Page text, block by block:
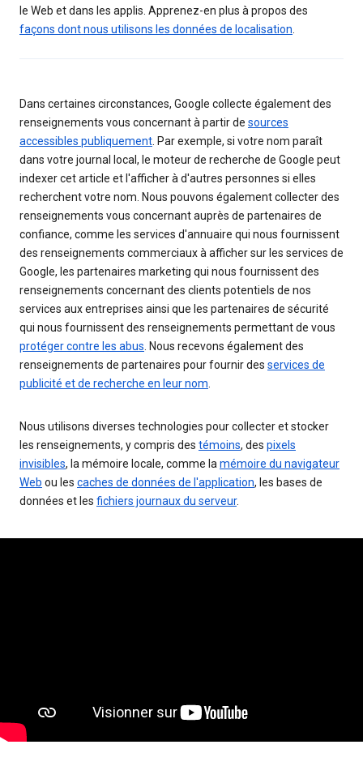
le Web et dans les applis. Apprenez-en plus à propos des
façons dont nous utilisons les données de localisation
Dans certaines circonstances, Google collecte également des
renseignements vous concernant à partir de sources
accessibles publiquement . Par exemple, si votre nom paraît
dans votre journal local, le moteur de recherche de Google peut
indexer cet article et l'afficher à d'autres personnes si elles
recherchent votre nom. Nous pouvons également collecter des
renseignements vous concernant auprès de partenaires de
confiance, comme les services d'annuaire qui nous fournissent
des renseignements commerciaux à afficher sur les services de
Google, les partenaires marketing qui nous fournissent des
renseignements concernant des clients potentiels de nos
services aux entreprises ainsi que les partenaires de sécurité
qui nous fournissent des renseignements permettant de vous
protéger contre les abus . Nous recevons également des
renseignements de partenaires pour fournir des services de
publicité et de recherche en leur nom
Nous utilisons diverses technologies pour collecter et stocker
les renseignements, y compris des témoins, des pixels
invisibles, la mémoire locale, comme la mémoire du navigateur
Web ou les caches de données de l'application, les bases de
données et les fichiers journaux du serveur.